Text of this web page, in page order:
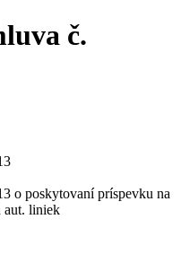
č.
o poskytovaní príspevku na
aut. liniek